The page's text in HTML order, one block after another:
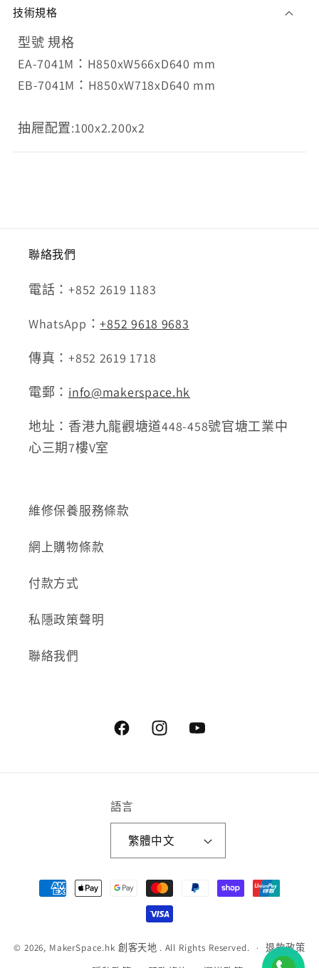
技術規格
型號 規格
EA-7041M：H850xW566xD640 mm
EB-7041M：H850xW718xD640 mm
抽屜配置:100x2.200x2
聯絡我們
電話：+852 2619 1183
WhatsApp：+852 9618 9683
傳真：+852 2619 1718
電郵： info@makerspace.hk
地址：香港九龍觀塘道448-458號官塘工業中
心三期7樓V室
維修保養服務條款
網上購物條款
付款方式
私隱政策聲明
聯絡我們
FacebookInstagramYouTube
語言
繁體中文
付
款
式
© 2026, MakerSpace.hk 創客天地 . All Rights Reserved. 退款政策